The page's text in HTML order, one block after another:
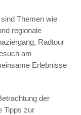
Themen wie
regionale
Radtour
am
Erlebnisse
der
Tipps zur